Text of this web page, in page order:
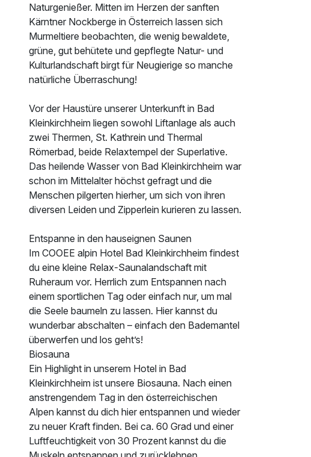
Naturgenießer. Mitten im Herzen der sanften
Kärntner Nockberge in Österreich lassen sich
Murmeltiere beobachten, die wenig bewaldete,
grüne, gut behütete und gepflegte Natur- und
Kulturlandschaft birgt für Neugierige so manche
natürliche Überraschung!
Vor der Haustüre unserer Unterkunft in Bad
Kleinkirchheim liegen sowohl Liftanlage als auch
zwei Thermen, St. Kathrein und Thermal
Römerbad, beide Relaxtempel der Superlative.
Das heilende Wasser von Bad Kleinkirchheim war
schon im Mittelalter höchst gefragt und die
Menschen pilgerten hierher, um sich von ihren
diversen Leiden und Zipperlein kurieren zu lassen.
Entspanne in den hauseignen Saunen
Im COOEE alpin Hotel Bad Kleinkirchheim findest
du eine kleine Relax-Saunalandschaft mit
Ruheraum vor. Herrlich zum Entspannen nach
einem sportlichen Tag oder einfach nur, um mal
die Seele baumeln zu lassen. Hier kannst du
wunderbar abschalten – einfach den Bademantel
überwerfen und los geht’s!
Biosauna
Ein Highlight in unserem Hotel in Bad
Kleinkirchheim ist unsere Biosauna. Nach einen
anstrengendem Tag in den österreichischen
Alpen kannst du dich hier entspannen und wieder
zu neuer Kraft finden. Bei ca. 60 Grad und einer
Luftfeuchtigkeit von 30 Prozent kannst du die